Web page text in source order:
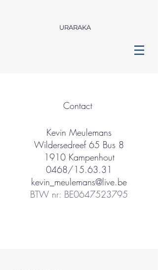
URARAKA
Contact
Kevin Meulemans
Wildersedreef 65 Bus 8
1910 Kampenhout
0468/15.63.31
kevin_meulemans@live.be
BTW nr: BE0647523795